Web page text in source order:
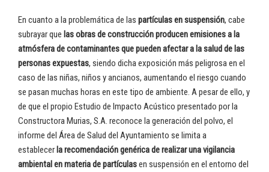
En cuanto a la problemática de las partículas en suspensión, cabe
subrayar que las obras de construcción producen emisiones a la
atmósfera de contaminantes que pueden afectar a la salud de las
personas expuestas, siendo dicha exposición más peligrosa en el
caso de las niñas, niños y ancianos, aumentando el riesgo cuando
se pasan muchas horas en este tipo de ambiente. A pesar de ello, y
de que el propio Estudio de Impacto Acústico presentado por la
Constructora Murias, S.A. reconoce la generación del polvo, el
informe del Área de Salud del Ayuntamiento se limita a
establecer la recomendación genérica de realizar una vigilancia
ambiental en materia de partículasen suspensión en el entorno del